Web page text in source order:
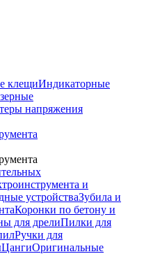
клещиИндикаторные
напряжения
и
устройстваЗубила и
Коронки по бетону и
для дрелиПилки для
Ручки для
ЦангиОригинальные